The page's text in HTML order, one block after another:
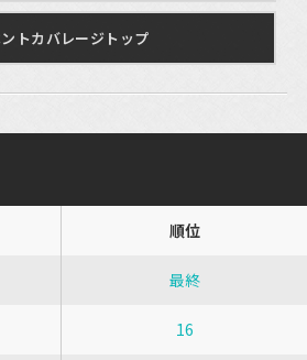
トカバレージトップ
順位
最終
16